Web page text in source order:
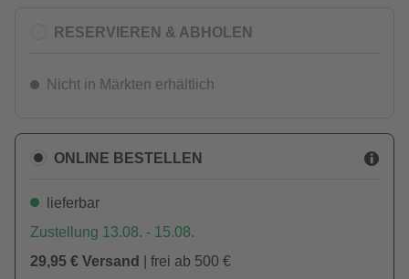
RESERVIEREN & ABHOLEN
Nicht in Märkten erhältlich
ONLINE BESTELLEN
lieferbar
Zustellung 13.08. - 15.08.
29,95 € Versand
| frei ab 500 €